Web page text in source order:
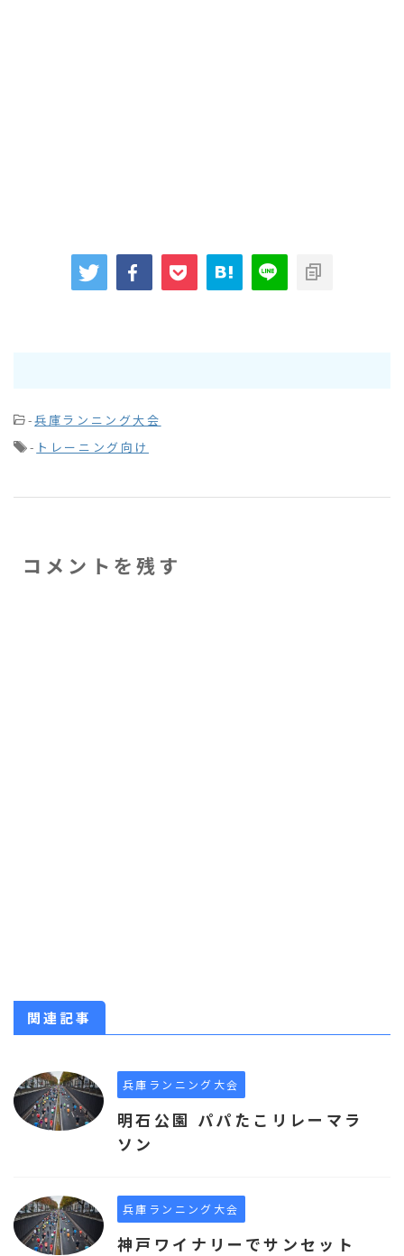
-兵庫ランニング大会
- トレーニング向け
コメントを残す
関連記事
兵庫ランニング大会
明石公園 パパたこリレーマラ
ソン
兵庫ランニング大会
神戸ワイナリーでサンセット